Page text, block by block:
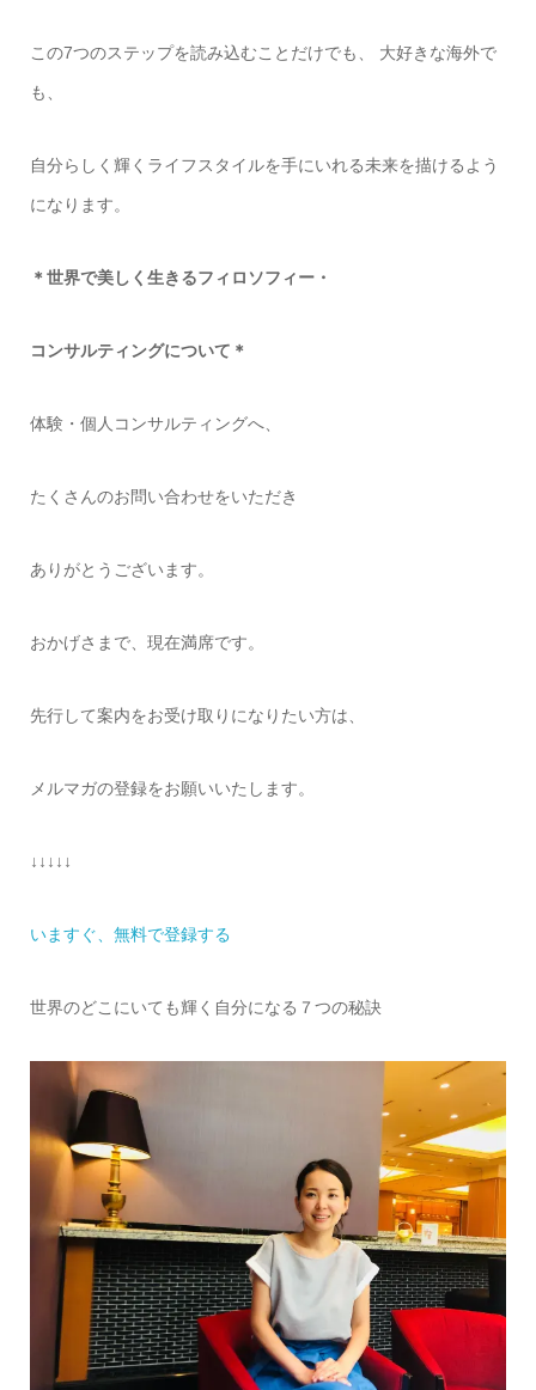
この7つのステップを読み込むことだけでも、 大好きな海外で
も、
自分らしく輝くライフスタイルを手にいれる未来を描けるよう
になります。
＊世界で美しく生きるフィロソフィー・
コンサルティングについて＊
体験・個人コンサルティングへ、
たくさんのお問い合わせをいただき
ありがとうございます。
おかげさまで、現在満席です。
先行して案内をお受け取りになりたい方は、
メルマガの登録をお願いいたします。
↓↓↓↓↓
いますぐ、無料で登録する
世界のどこにいても輝く自分になる７つの秘訣